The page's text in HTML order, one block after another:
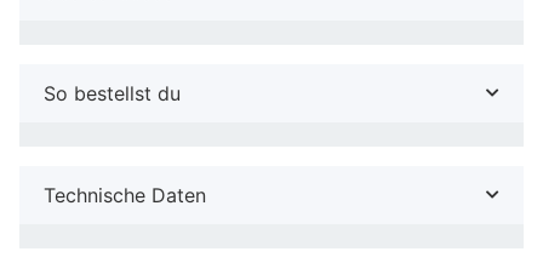
So bestellst du
Technische Daten